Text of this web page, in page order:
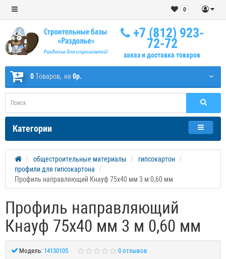
0
+7 (812) 923-
72-72
заказ и доставка товаров
0Tоваров, на 0р.
Категории
общестроительные материалы
гипсокартон
профили для гипсокартона
Профиль направляющий Кнауф 75х40 мм 3 м 0,60 мм
Профиль направляющий
Кнауф 75х40 мм 3 м 0,60 мм
Модель: 14130105 0 отзывов